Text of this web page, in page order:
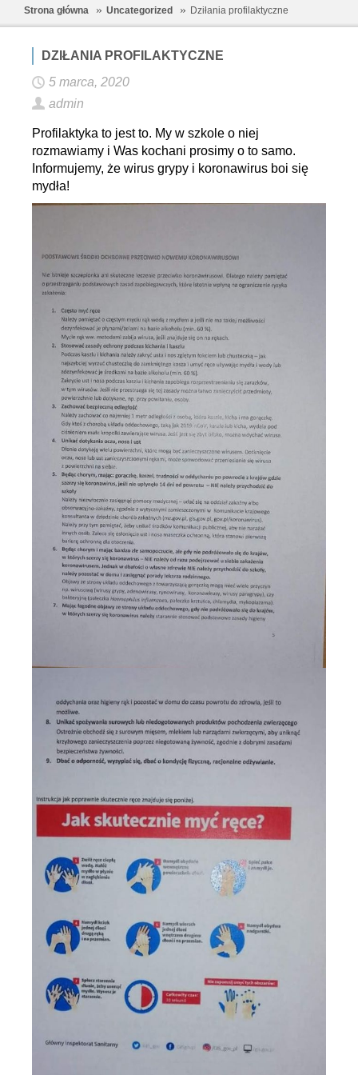
Strona główna Uncategorized Dziłania profilaktyczne
DZIŁANIA PROFILAKTYCZNE
5 marca, 2020
admin
Profilaktyka to jest to. My w szkole o niej
rozmawiamy i Was kochani prosimy o to samo.
Informujemy, że wirus grypy i koronawirus boi się
mydła!